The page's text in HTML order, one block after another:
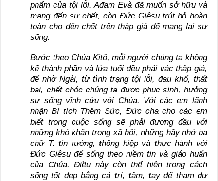
phẩm của tội lỗi. Ađam Evà đã muốn sở hữu và
mang đến sự chết, còn Đức Giêsu trút bỏ hoàn
toàn cho đến chết trên thập giá để mang lại sự
sống.
Bước theo Chúa Kitô, mỗi người chúng ta không
kể thành phần và lứa tuổi đều phải vác thập giá,
để nhờ Ngài, từ tình trạng tội lỗi, đau khổ, thất
bại, chết chóc chúng ta được phục sinh, hưởng
sự sống vĩnh cửu với Chúa. Với các em lãnh
nhận Bí tích Thêm Sức, Đức cha cho các em
biết trong cuộc sống sẽ phải đương đầu với
những khó khăn trong xã hội, những hãy nhớ ba
chữ T:tin tưởng,thông hiệp và thực hành với
Đức Giêsu để sống theo niềm tin và giáo huấn
của Chúa. Điều này còn thể hiện trong cách
sống tốt đẹp bằng cả trí, tâm,tay để tham dự